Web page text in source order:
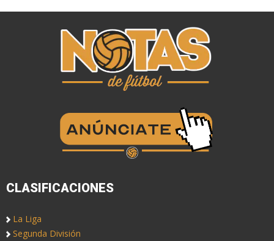
CLASIFICACIONES
La Liga
Segunda División